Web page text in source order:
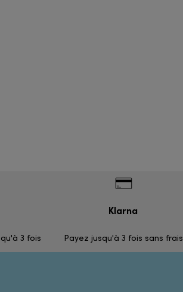
3 fois
Klarna
Payez jusqu'à 3 fois sans frais